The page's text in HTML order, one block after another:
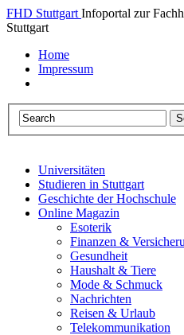
FHD Stuttgart Infoportal zur
Stuttgart
Home
Impressum
Universitäten
Studieren in Stuttgart
Geschichte der Hochschule
Online Magazin
Esoterik
Finanzen &
Gesundheit
Haushalt & Tiere
Mode & Schmuck
Nachrichten
Reisen & Urlaub
Telekommunikation